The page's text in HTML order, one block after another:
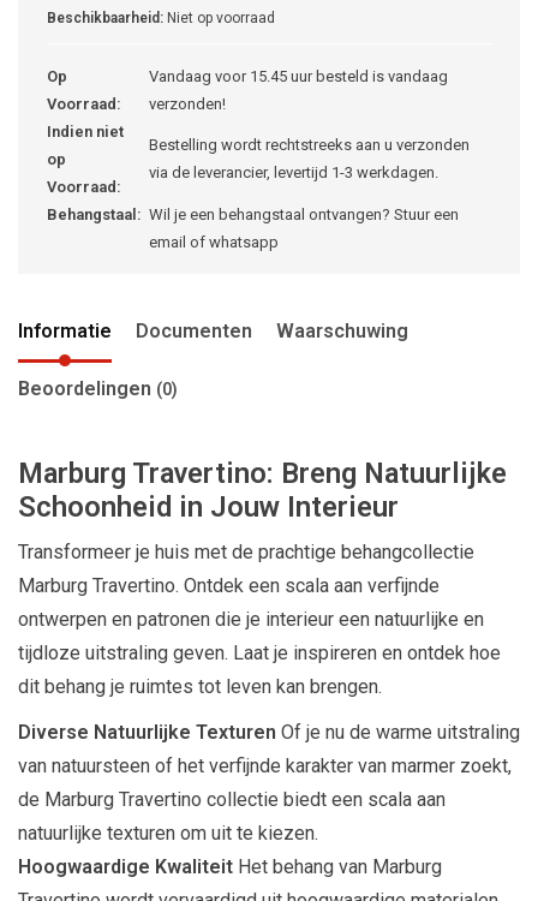
Beschikbaarheid: Niet op voorraad
Op
Voorraad:
Vandaag voor 15.45 uur besteld is vandaag
verzonden!
Indien niet
op
Voorraad:
Bestelling wordt rechtstreeks aan u verzonden
via de leverancier, levertijd 1-3 werkdagen.
Behangstaal: Wil je een behangstaal ontvangen? Stuur een
email of whatsapp
Informatie Documenten Waarschuwing
Beoordelingen (0)
Marburg Travertino: Breng Natuurlijke
Schoonheid in Jouw Interieur
Transformeer je huis met de prachtige behangcollectie
Marburg Travertino. Ontdek een scala aan verfijnde
ontwerpen en patronen die je interieur een natuurlijke en
tijdloze uitstraling geven. Laat je inspireren en ontdek hoe
dit behang je ruimtes tot leven kan brengen.
Diverse Natuurlijke Texturen Of je nu de warme uitstraling
van natuursteen of het verfijnde karakter van marmer zoekt,
de Marburg Travertino collectie biedt een scala aan
natuurlijke texturen om uit te kiezen.
Hoogwaardige Kwaliteit Het behang van Marburg